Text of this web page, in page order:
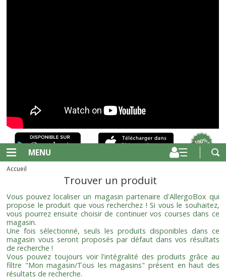
MENU
Accueil
Trouver un produit
Vous pouvez localiser un magasin partenaire d'AllergoBox qui
propose le produit que vous recherchez ! Si vous le souhaitez,
vous pourrez ensuite choisir de continuer vos courses dans ce
magasin.
Une fois sélectionné, seuls les produits disponibles dans ce
magasin vous seront proposés par défaut dans vos résultats
de recherche !
Vous pouvez toujours voir l'intégralité des produits grâce au
filtre "Mon magasin/Tous les magasins" présent en haut des
résultats de recherche.